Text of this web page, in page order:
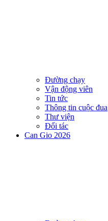
Đường chạy
Vận động viên
Tin tức
Thông tin cuộc đua
Thư viện
Đối tác
Can Gio 2026